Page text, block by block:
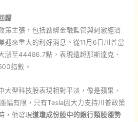
歸
策主張，包括鬆綁金融監管與刺激經濟
迎來重大的利好消息。從11月6日川普當
漲至44486.7點，表現遠超那斯達克、
指數。
大型科技股表現相對平淡，像是蘋果、
幅有限，只有Tesla因大力支持川普政策
，他發現道瓊成份股中的銀行類股漲勢